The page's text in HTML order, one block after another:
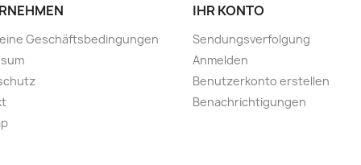
Geschäftsbedingungen
IHR KONTO
Sendungsverfolgung
Anmelden
Benutzerkonto erstellen
Benachrichtigungen